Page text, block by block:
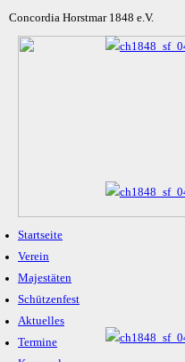
Concordia Horstmar 1848 e.V.
Startseite
Verein
Majestäten
Schützenfest
Aktuelles
Termine